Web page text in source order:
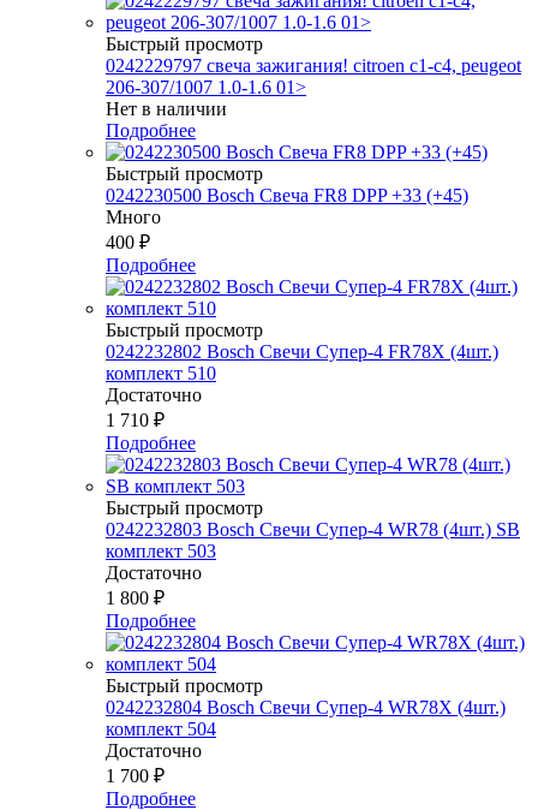
Быстрый просмотр
0242229797 свеча зажигания! citroen c1-c4, peugeot
206-307/1007 1.0-1.6 01>
Нет в наличии
Подробнее
Быстрый просмотр
0242230500 Bosch Свеча FR8 DPP +33 (+45)
Много
400 ₽
Подробнее
Быстрый просмотр
0242232802 Bosch Свечи Супер-4 FR78Х (4шт.)
комплект 510
Достаточно
1 710 ₽
Подробнее
Быстрый просмотр
0242232803 Bosch Свечи Супер-4 WR78 (4шт.) SB
комплект 503
Достаточно
1 800 ₽
Подробнее
Быстрый просмотр
0242232804 Bosch Свечи Супер-4 WR78Х (4шт.)
комплект 504
Достаточно
1 700 ₽
Подробнее